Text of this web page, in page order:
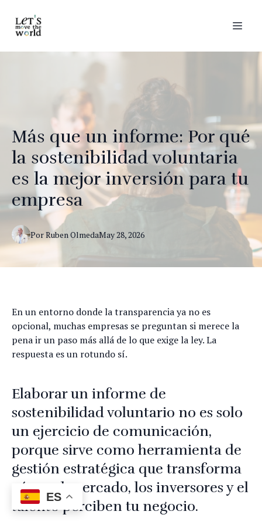
Más que un informe: Por qué
la sostenibilidad voluntaria
es la mejor inversión para tu
empresa
May 28, 2026
PorRubenOlmeda
En un entorno donde la transparencia ya no es
opcional, muchas empresas se preguntan si merece la
pena ir un paso más allá de lo que exige la ley. La
respuesta es un rotundo sí.
Elaborar un informe de
sostenibilidad voluntario no es solo
un ejercicio de comunicación,
porque sirve como herramienta de
gestión estratégica que transforma
cómo el mercado, los inversores y el
talento perciben tu negocio.
ES